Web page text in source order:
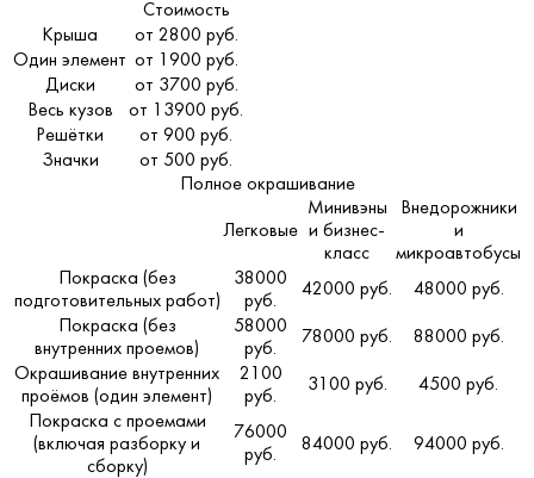
Стоимость
Крыша
от 2800 руб.
Один элемент от 1900 руб.
Диски
от 3700 руб.
Весь кузов
от 13900 руб.
Решётки
от 900 руб.
Значки
от 500 руб.
Полное окрашивание
Легковые
Минивэны
и бизнес-
класс
Внедорожники
и
микроавтобусы
Покраска (без
подготовительных работ)
38000
руб.
42000 руб.
48000 руб.
Покраска (без
внутренних проемов)
58000
руб.
78000 руб.
88000 руб.
Окрашивание внутренних
проёмов (один элемент)
2100
руб.
3100 руб.
4500 руб.
Покраска с проемами
(включая разборку и
сборку)
76000
руб.
84000 руб. 94000 руб.